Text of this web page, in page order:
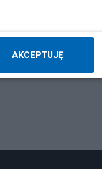
AKCEPTUJĘ